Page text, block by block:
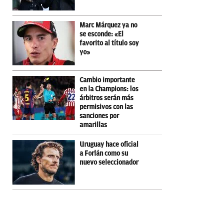
Marc Márquez ya no
se esconde: «El
favorito al título soy
yo»
Cambio importante
en la Champions: los
árbitros serán más
permisivos con las
sanciones por
amarillas
Uruguay hace oficial
a Forlán como su
nuevo seleccionador